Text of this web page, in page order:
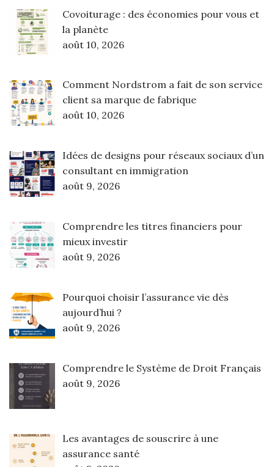
Covoiturage : des économies pour vous et
la planète
août 10, 2026
Comment Nordstrom a fait de son service
client sa marque de fabrique
août 10, 2026
Idées de designs pour réseaux sociaux d’un
consultant en immigration
août 9, 2026
Comprendre les titres financiers pour
mieux investir
août 9, 2026
Pourquoi choisir l’assurance vie dès
aujourd’hui ?
août 9, 2026
Comprendre le Système de Droit Français
août 9, 2026
Les avantages de souscrire à une
assurance santé